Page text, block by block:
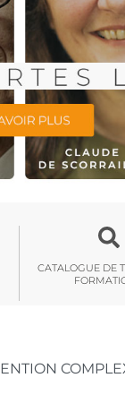
CATALOGUE DE